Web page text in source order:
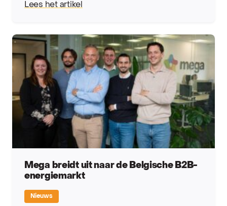
Lees het artikel
Mega breidt uit naar de Belgische B2B-
energiemarkt
Nieuws